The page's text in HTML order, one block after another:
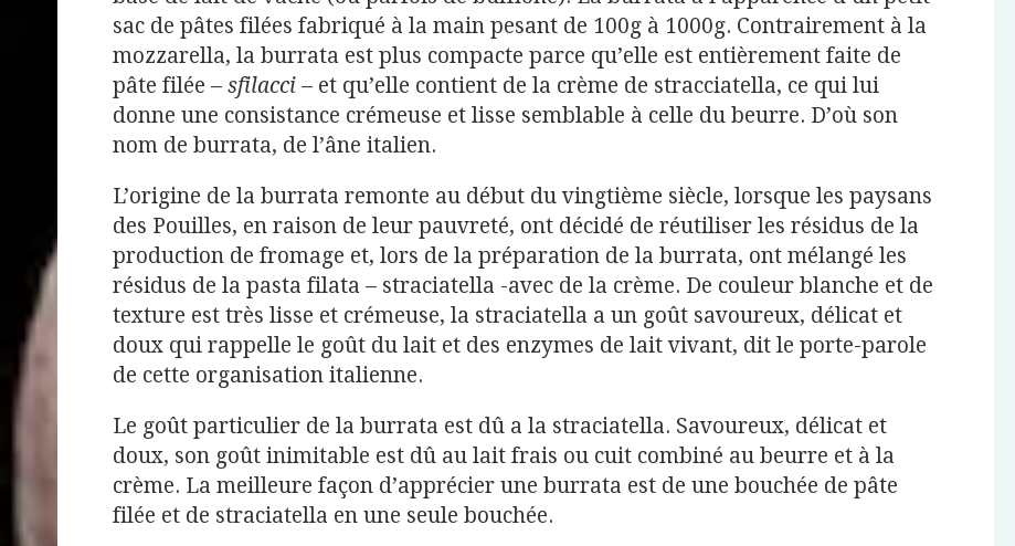
sac de pâtes filées fabriqué à la main pesant de 100g à 1000g. Contrairement à la
mozzarella, la burrata est plus compacte parce qu’elle est entièrement faite de
pâte filée – sfilacci – et qu’elle contient de la crème de stracciatella, ce qui lui
donne une consistance crémeuse et lisse semblable à celle du beurre. D’où son
nom de burrata, de l’âne italien.
L’origine de la burrata remonte au début du vingtième siècle, lorsque les paysans
des Pouilles, en raison de leur pauvreté, ont décidé de réutiliser les résidus de la
production de fromage et, lors de la préparation de la burrata, ont mélangé les
résidus de la pasta filata – straciatella -avec de la crème. De couleur blanche et de
texture est très lisse et crémeuse, la straciatella a un goût savoureux, délicat et
doux qui rappelle le goût du lait et des enzymes de lait vivant, dit le porte-parole
de cette organisation italienne.
Le goût particulier de la burrata est dû a la straciatella. Savoureux, délicat et
doux, son goût inimitable est dû au lait frais ou cuit combiné au beurre et à la
crème. La meilleure façon d’apprécier une burrata est de une bouchée de pâte
filée et de straciatella en une seule bouchée.